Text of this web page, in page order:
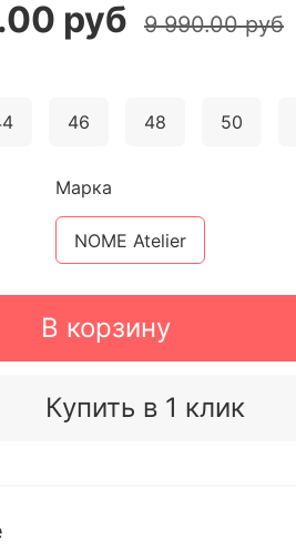
руб 9 990.00 руб
В корзину
Купить в 1 клик
46 48 50
Марка
NOME Atelier